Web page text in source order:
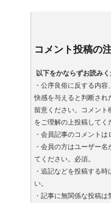
コメント投稿の
以下をかならずお読みく
・公序良俗に反する内
快感を与えると判断され
留意ください。コメント
をご理解の上投稿してく
・会員記事のコメントは
・会員の方はユーザー
てください。必須。
・追記などを投稿する時
い。
・記事に無関係な投稿は